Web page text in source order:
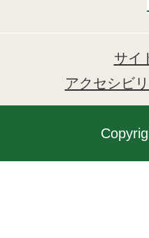
サイ
アクセシビ